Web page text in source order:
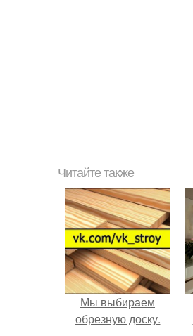
Читайте также
Мы выбираем
обрезную доску.